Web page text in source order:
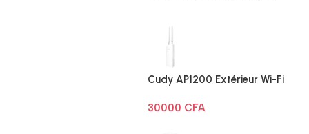
Cudy AP1200 Extérieur Wi-Fi
30000 CFA